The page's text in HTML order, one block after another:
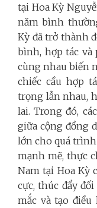
tại Hoa Kỳ
năm bình
Kỳ đã trở thành
bình, hợp tác và
cùng nhau biến
chiếc cầu hợp
trọng lẫn nhau,
lai. Trong đó,
giữa cộng đồng
lớn cho quá
mạnh mẽ, thực
Nam tại Hoa Kỳ
cực, thúc đẩy
mắc và tạo